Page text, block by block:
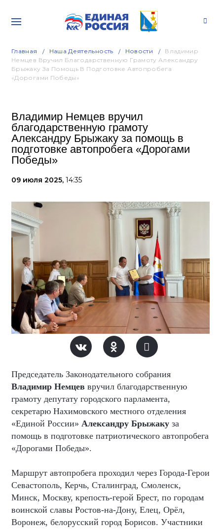
Главная Наша Деятельность Новости
Владимир
Немцев Вручил Благодарственную Грамоту Александру
Брыжаку За Помощь В Подготовке Автопробега
«Дорогами Победы»
Владимир Немцев вручил
благодарственную грамоту
Александру Брыжаку за помощь в
подготовке автопробега «Дорогами
Победы»
09 июля 2025, 14:35
Председатель Законодательного собрания
Владимир Немцев вручил благодарственную
грамоту депутату городского парламента,
секретарю Нахимовского местного отделения
«Единой России» Александру Брыжаку за
помощь в подготовке патриотического автопробега
«Дорогами Победы».
Маршрут автопробега проходил через Города-Герои
Севастополь, Керчь, Сталинград, Смоленск,
Минск, Москву, крепость-герой Брест, по городам
воинской славы Ростов-на-Дону, Елец, Орёл,
Воронеж, белорусский город Борисов. Участники